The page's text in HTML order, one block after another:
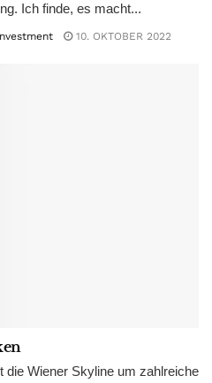
Ich finde, es macht...
10. OKTOBER 2022
die Wiener Skyline um zahlreiche